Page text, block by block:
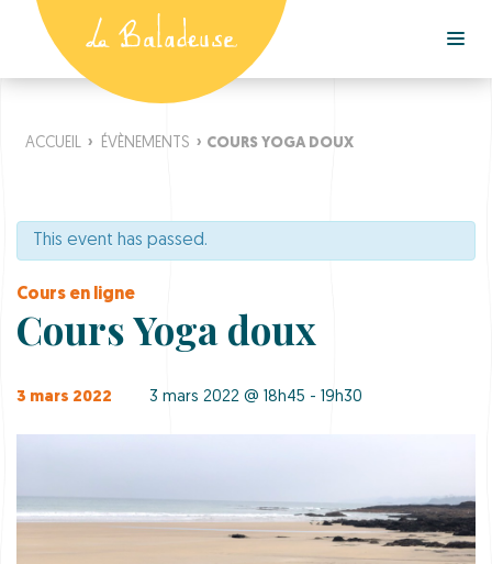
ACCUEIL › ÉVÈNEMENTS › COURS YOGA DOUX
This event has passed.
Cours en ligne
Cours Yoga doux
3 mars 2022 3 mars 2022 @ 18h45 - 19h30